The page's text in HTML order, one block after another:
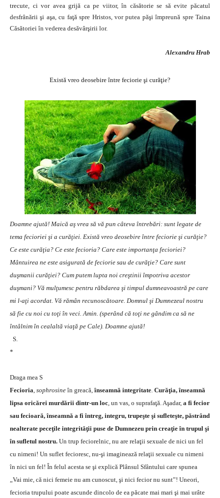
trecute, ci vor avea grijă ca pe viitor, în căsătorie se să evite păcatul
desfrânării şi aşa, cu faţă spre Hristos, vor putea păşi împreună spre Taina
Căsătoriei în vederea desăvârşirii lor.
Alexandru Hrab
Există vreo deosebire între feciorie şi curăţie?
Doamne ajută! Maică aş vrea să vă pun câteva întrebări: sunt legate de
tema fecioriei şi a curăţiei. Există vreo deosebire între feciorie şi curăţie?
Ce este curăţia? Ce este fecioria? Care este importanţa fecioriei?
Mântuirea ne este asigurată de feciorie sau de curăţie? Care sunt
duşmanii curăţiei? Cum putem lupta noi creştinii împotriva acestor
duşmani? Vă mulţumesc pentru răbdarea şi timpul dumneavoastră pe care
mi l-aţi acordat. Vă rămân recunoscătoare. Domnul şi Dumnezeul nostru
să fie cu noi cu toţi în veci. Amin. (sperând că toţi ne gândim ca să ne
întâlnim în cealaltă viaţă pe Cale). Doamne ajută!
S.
*
Draga mea S
Fecioria, sophrosine în greacă, înseamnă integritate. Curăţia, înseamnă
lipsa oricărei murdării dintr-un loc, un vas, o suprafaţă. Aşadar, a fi fecior
sau fecioară, înseamnă a fi întreg, integru, trupeşte şi sufleteşte, păstrând
nealterate peceţile integrităţii puse de Dumnezeu prin creaţie în trupul şi
în sufletul nostru. Un trup feciorelnic, nu are relaţii sexuale de nici un fel
cu nimeni! Un suflet fecioresc, nu-şi imaginează relaţii sexuale cu nimeni
în nici un fel! În felul acesta se şi explică Plânsul Sfântului care spunea
„Vai mie, că nici femeie nu am cunoscut, şi nici fecior nu sunt”! Uneori,
fecioria trupului poate ascunde dincolo de ea păcate mai mari şi mai urâte